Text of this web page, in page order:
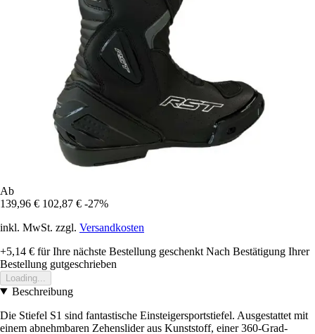
Ab
139,96 € 102,87 € -27%
inkl. MwSt. zzgl. Versandkosten
+5,14 € für Ihre nächste Bestellung geschenkt Nach Bestätigung Ihrer
Bestellung gutgeschrieben
Loading...
Beschreibung
Die Stiefel S1 sind fantastische Einsteigersportstiefel. Ausgestattet mit
einem abnehmbaren Zehenslider aus Kunststoff, einer 360-Grad-